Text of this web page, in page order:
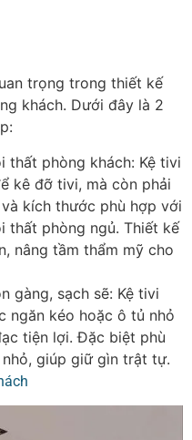
trọng trong thiết kế
khách. Dưới đây là 2
thất phòng khách: Kệ tivi
kê đỡ tivi, mà còn phải
kích thước phù hợp với
thất phòng ngủ. Thiết kế
nâng tầm thẩm mỹ cho
gàng, sạch sẽ: Kệ tivi
ngăn kéo hoặc ô tủ nhỏ
tiện lợi. Đặc biệt phù
giúp giữ gìn trật tự.